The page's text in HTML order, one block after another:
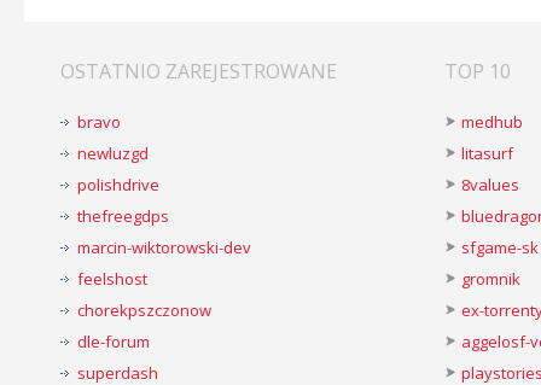
OSTATNIO ZAREJESTROWANE
bravo
newluzgd
polishdrive
thefreegdps
marcin-wiktorowski-dev
feelshost
chorekpszczonow
dle-forum
superdash
TOP 10
medhub
litasurf
8values
sfgame-sk
gromnik
ex-
aggelosf-